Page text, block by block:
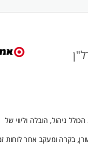
ניהול, הובלה וליווי של
בקרה ומעקב אחר לוחות
מנהלי פרויקטים